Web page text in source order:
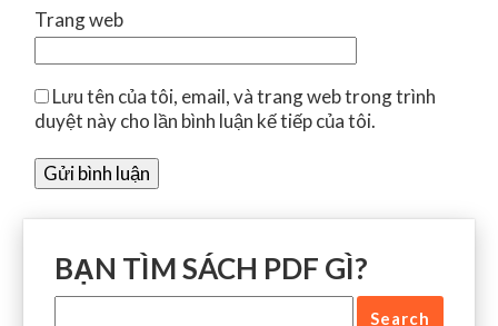
Trang web
Lưu tên của tôi, email, và trang web trong trình
duyệt này cho lần bình luận kế tiếp của tôi.
BẠN TÌM SÁCH PDF GÌ?